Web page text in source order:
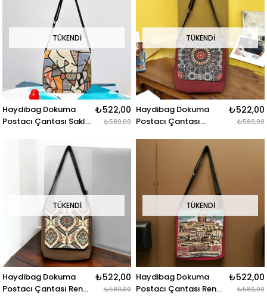
TÜKENDI
Haydibag Dokuma
Postacı Çantası Saklı
₺522,00
₺580,00
TÜKENDI
Haydibag Dokuma
Postacı Çantası
₺522,00
₺580,00
TÜKENDI
Haydibag Dokuma
Postacı Çantası Renkli
₺522,00
₺580,00
TÜKENDI
Haydibag Dokuma
Postacı Çantası Renkli
₺522,00
₺580,00